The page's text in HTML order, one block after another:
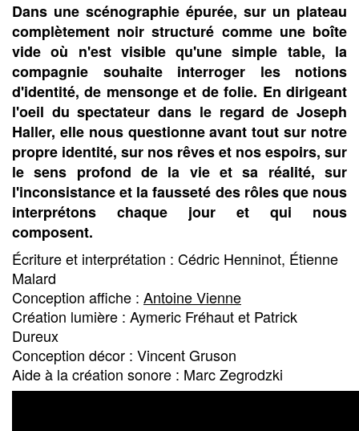
Dans une scénographie épurée, sur un plateau
complètement noir structuré comme une boîte
vide où n'est visible qu'une simple table, la
compagnie souhaite interroger les notions
d'identité, de mensonge et de folie. En dirigeant
l'oeil du spectateur dans le regard de Joseph
Haller, elle nous questionne avant tout sur notre
propre identité, sur nos rêves et nos espoirs, sur
le sens profond de la vie et sa réalité, sur
l'inconsistance et la fausseté des rôles que nous
interprétons chaque jour et qui nous
composent.
Écriture et interprétation : Cédric Henninot, Étienne
Malard
Conception affiche : Antoine Vienne
Création lumière : Aymeric Fréhaut et Patrick
Dureux
Conception décor : Vincent Gruson
Aide à la création sonore : Marc Zegrodzki